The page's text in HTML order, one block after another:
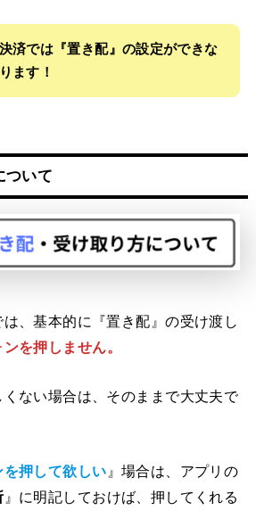
済では『置き配』の設定ができな
ます！
ついて
、基本的に『置き配』の受け渡し
を押しません。
ない場合は、そのままで大丈夫で
押して欲しい 』場合は、アプリの
』に明記しておけば、押してくれる